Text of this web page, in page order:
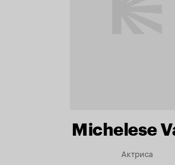
Michelese
Актриса